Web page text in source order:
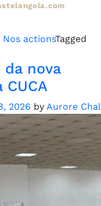
Nos actionsTagged
da nova
2026 by Aurore Chal